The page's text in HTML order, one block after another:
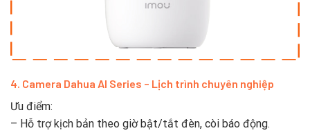
4. Camera Dahua AI Series – Lịch trình chuyên nghiệp
Ưu điểm:
– Hỗ trợ kịch bản theo giờ bật/tắt đèn, còi báo động.